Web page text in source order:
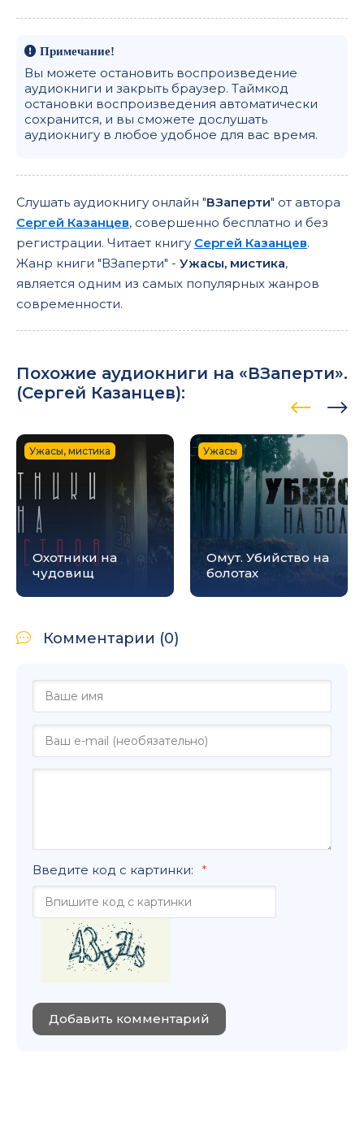
Примечание!
Вы можете остановить воспроизведение
аудиокниги и закрыть браузер. Таймкод
остановки воспроизведения автоматически
сохранится, и вы сможете дослушать
аудиокнигу в любое удобное для вас время.
Слушать аудиокнигу онлайн "ВЗаперти" от автора
Сергей Казанцев, совершенно бесплатно и без
регистрации. Читает книгу Сергей Казанцев.
Жанр книги "ВЗаперти" - Ужасы, мистика,
является одним из самых популярных жанров
современности.
Похожие аудиокниги на «ВЗаперти».
(Сергей Казанцев):
Охотники на
чудовищ
Ужасы, мистика
Омут. Убийство на
болотах
Ужасы
Комментарии (0)
Введите код с картинки:
Добавить комментарий